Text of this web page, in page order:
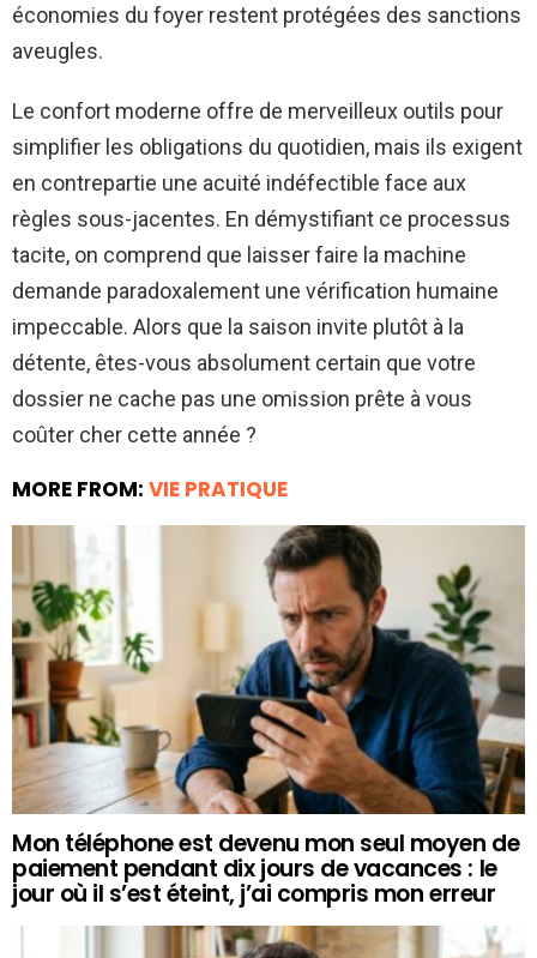
économies du foyer restent protégées des sanctions
aveugles.
Le confort moderne offre de merveilleux outils pour
simplifier les obligations du quotidien, mais ils exigent
en contrepartie une acuité indéfectible face aux
règles sous-jacentes. En démystifiant ce processus
tacite, on comprend que laisser faire la machine
demande paradoxalement une vérification humaine
impeccable. Alors que la saison invite plutôt à la
détente, êtes-vous absolument certain que votre
dossier ne cache pas une omission prête à vous
coûter cher cette année ?
MORE FROM: VIE PRATIQUE
Mon téléphone est devenu mon seul moyen de
paiement pendant dix jours de vacances : le
jour où il s’est éteint, j’ai compris mon erreur